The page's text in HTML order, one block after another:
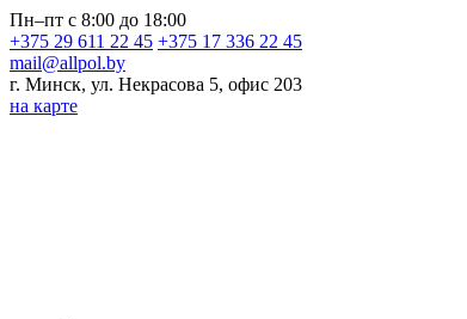
Пн–пт с 8:00 до 18:00
+375 29 611 22 45 +375 17 336 22 45
mail@allpol.by
г. Минск, ул. Некрасова 5, офис 203
на карте